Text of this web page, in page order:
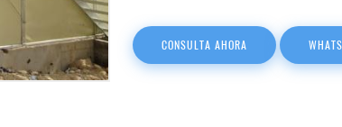
CONSULTA AHORA